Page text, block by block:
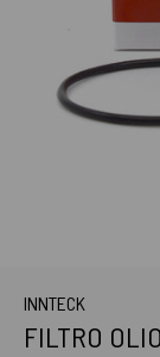
INNTECK
FILTRO